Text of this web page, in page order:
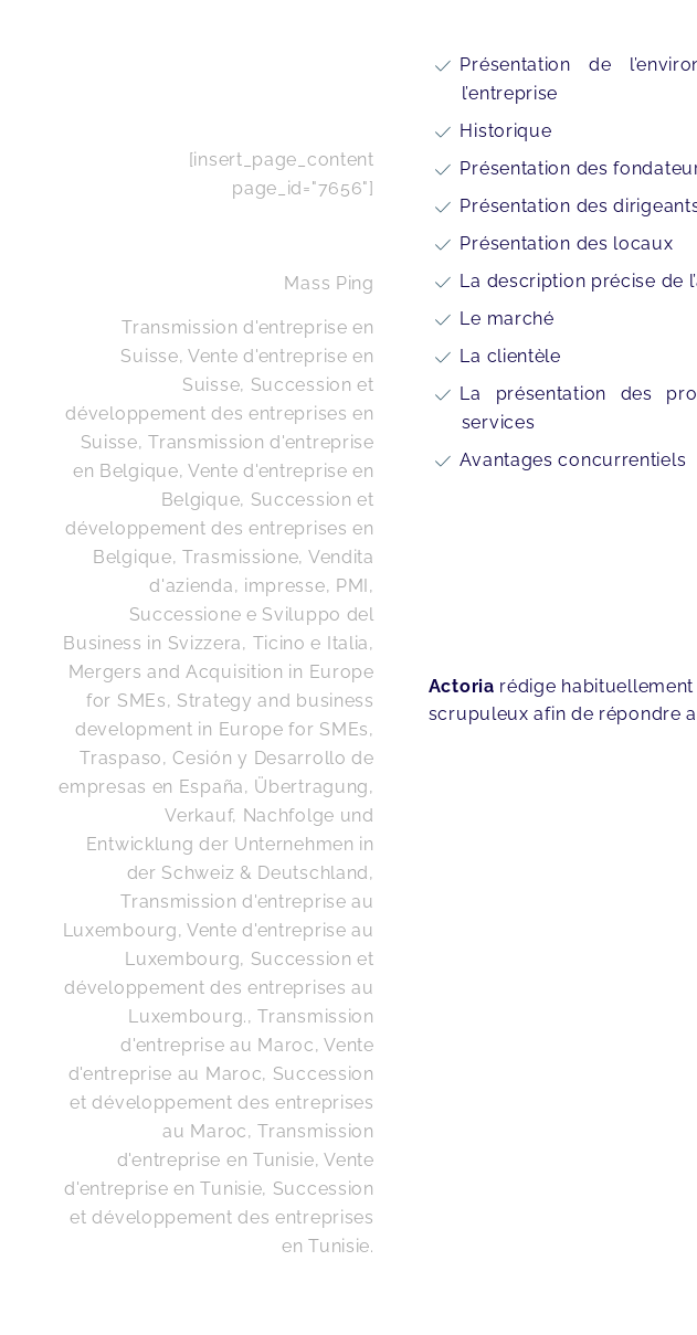
Présentation de
l’entreprise
Historique
Présentation des
Présentation des
Présentation des locaux
La description précise de
Le marché
La clientèle
La présentation des
services
Avantages concurrentiels
Actoria rédige
scrupuleux afin de répondre
[insert_page_content
page_id="7656"]
Mass Ping
Transmission d'entreprise en
Suisse, Vente d'entreprise en
Suisse, Succession et
développement des entreprises en
Suisse,Transmission d'entreprise
en Belgique, Vente d'entreprise en
Belgique, Succession et
développement des entreprises en
Belgique,Trasmissione, Vendita
d'azienda, impresse, PMI,
Successione e Sviluppo del
Business in Svizzera, Ticino e Italia,
Mergers and Acquisition in Europe
for SMEs, Strategy and business
development in Europe for SMEs,
Traspaso, Cesión y Desarrollo de
empresas en España, Übertragung,
Verkauf, Nachfolge und
Entwicklung der Unternehmen in
der Schweiz & Deutschland,
Transmission d'entreprise au
Luxembourg, Vente d'entreprise au
Luxembourg, Succession et
développement des entreprises au
Luxembourg.,Transmission
d'entreprise au Maroc, Vente
d'entreprise au Maroc, Succession
et développement des entreprises
au Maroc,Transmission
d'entreprise en Tunisie, Vente
d'entreprise en Tunisie, Succession
et développement des entreprises
en Tunisie.